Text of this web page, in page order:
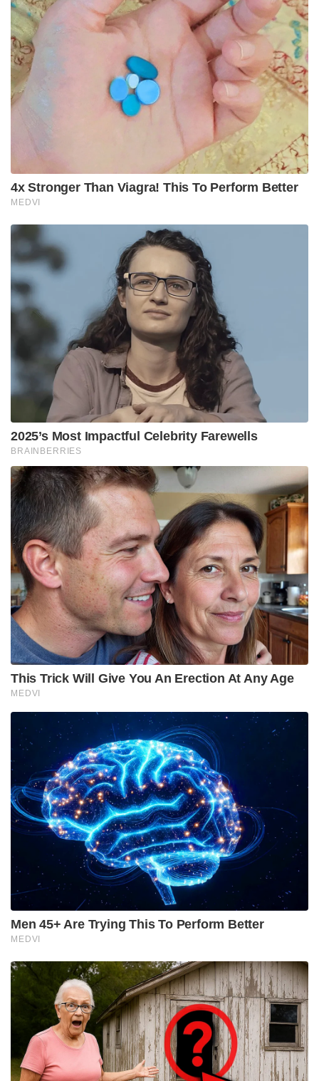
വേണ്ടിയായിരുന്നു സാമൂതിരി ഡച്ചുകാരുമായി
കരാറിലെത്തിയത് . സാമൂതിരിയുടെ
അനുവാദത്തോടെ കോഴിക്കോട്ട് വാണിജ്യകേന്ദ്രങ്ങളും
കച്ചവടസ്ഥാപനങ്ങളും ആരംഭിച്ച ഡച്ചുകാർ
പോർട്ടുഗീസുകാരുടെ വാണിജ്യതാത്പര്യങ്ങൾക്ക് ഒരു
ഭീഷണിയായി ഉയർന്നു വന്നു.
കാലക്രമേണ ഉത്തര കേരളത്തിൽ നിന്ന്
മദ്ധ്യകേരളത്തിലേക്ക് പ്രവർത്തന മേഖല വ്യാപിച്ചു.
പുറക്കാട്ടെയും കായംകുളത്തെയും
രാജാക്കന്മാരുമായി ഉടമ്പടികളിൽ ഒപ്പിട്ടു. 1658 – 59
കാലഘട്ടത്തിൽ പോർട്ടുഗീസുകാരുടെ
കയ്യിലുണ്ടായിരുന്ന കൊളംബോ ഉൾപ്പെടെയുള്ള
സ്ഥലങ്ങൾ അവർ പിടിച്ചെടുത്തു. ഡച്ച് അഡ്മിറൽ
വാങൂൺസിന്റെ നെതൃത്വത്തിൽ പോർട്ടുഗീസുകാരെ
തോൽപ്പിച്ച് കൊല്ലം കോട്ട പിടിച്ചെടുത്തു.
1663 ൽ കൊച്ചി പിടിച്ചതോടെയാണ് ഡച്ചുകാലം
കേരളത്തിൽ യഥാർത്ഥത്തിൽ ആരംഭിക്കുന്നത്.
കൊച്ചി രാജകുടുംബത്തിൽ തന്നെയുണ്ടായിരുന്ന
അഭിപ്രായ വ്യത്യാസങ്ങളിൽ പക്ഷം പിടിച്ച്
പോർട്ടുഗീസുകാരും ഡച്ചുകാരും തമ്മിലേറ്റുമുട്ടി .
ഒൻപത് ദിവസം നീണ്ട യുദ്ധത്തിനൊടുവിൽ 1663
ജനുവരി 6 ന് ഡച്ചുകാർ കൊച്ചിക്കോട്ട പിടിച്ചടക്കി.
പിന്നീട് കൊച്ചിയും കോഴിക്കോടും തമ്മിലുള്ള
യുദ്ധത്തിൽ കൊച്ചിക്കൊപ്പം നിന്ന ഡച്ചുകാർ
സാമൂതിരിയെ ചേറ്റുവാ യുദ്ധത്തിൽ പരാജയപ്പെടുത്തി
. കേരളം മുഴുവൻ അധീനതയിലാക്കാമെന്ന സ്വപ്നം
സാക്ഷാത്കരിക്കാമെന്ന് മോഹം ഉദിച്ചത് അതോട്
കൂടിയാണ് . ചെറുരാജ്യങ്ങളുടെ ഭരണത്തിൽ
ഇടപെടാനും തുടങ്ങി.
ബ്രിട്ടീഷ് ശക്തിയുടെ വളർച്ച തടയുക എന്ന
ലക്ഷ്യത്തോടെ കേരളത്തിൽ നാട്ടു രാജ്യങ്ങളെ
ആക്രമിച്ച് കീഴ്പ്പെടുത്തി വ്യാപാര മേഖലകളിൽ
മേൽക്കൈ നേടാൻ ഡച്ചുകാർ ആഗ്രഹിച്ചു. . ഈ നയം
നടപ്പിൽ വരുത്താൻ തീരുമാനിച്ചത് ഡച്ച് ഗവർണറായ
വാൻ ഇംഹോഫ് ആയിരുന്നു . എന്നാൽ അപ്പോഴേക്കും
തിരുവിതാം കൂർ പ്രബല ശക്തിയായി മാറിയിരുന്നു .
ഇത് ഡച്ചുകാരുടെ മോഹത്തിന് തിരിച്ചടിയായി .
അങ്ങനെ തിരുവിതാംകൂറിനെതിരെ ചെറിയ
രാജ്യങ്ങളെ ഒളിഞ്ഞും തെളിഞ്ഞും സഹായിക്കുന്ന
തന്ത്രം ഡച്ചുകാർ തെരഞ്ഞെടുത്തു
കായംകുളവുമായുള്ള തിരുവിതാംകൂറിന്റെ
സംഘർഷങ്ങളിൽ ഡച്ചുകാർ ആദ്യം നിക്ഷ്പക്ഷത
പാലിച്ചു . എന്നാൽ കാലക്രമേണ ഏതൊരു
സാമ്രാജ്യത്വ ശക്തിയേയും പോലെ ഡച്ചുകാരും
തങ്ങളുടെ തനി സ്വരൂപം പുറത്തെടുത്ത് തുടങ്ങി .
തിരുവിതാംകൂറിന്റെ വികസനത്തെയും ശക്തിയേയും
തടുത്ത് നിർത്താൻ കായം കുളത്തെ കരുവാക്കാമെന്ന്
കൊച്ചിയിലെ ഗവർണറായ എം എ മേറ്റൻ
ഇക്കാര്യത്തിൽ പ്രകോപനപരമായ നിലപാട്
സ്വീകരിച്ചു . കായംകുളം രാജാവുമായി
സംഘർഷമുണ്ടാക്കരുതെന്ന് മേറ്റൻ
മാർത്താണ്ഡവർമ്മയോട് ആവശ്യപ്പെട്ടു. ഇളയിടത്ത്